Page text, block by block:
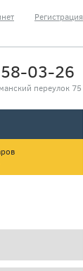
Регистрация
03-26
переулок 75